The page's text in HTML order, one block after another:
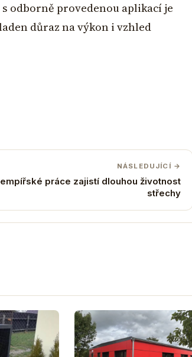
odborně provedenou aplikací je
důraz na výkon i vzhled
NÁSLEDUJÍCÍ →
práce zajistí dlouhou životnost
střechy